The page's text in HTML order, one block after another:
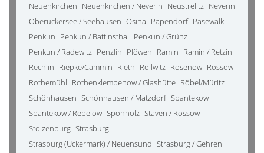
Neuenkirchen Neuenkirchen / Neverin Neustrelitz Neverin
Oberuckersee / Seehausen Osina Papendorf Pasewalk
Penkun Penkun / Battinsthal Penkun / Grünz
Penkun / Radewitz Penzlin Plöwen Ramin Ramin / Retzin
Rechlin Riepke/Cammin Rieth Rollwitz Rosenow Rossow
Rothemühl Rothenklempenow / Glashütte Röbel/Müritz
Schönhausen Schönhausen / Matzdorf Spantekow
Spantekow / Rebelow Sponholz Staven / Rossow
Stolzenburg Strasburg
Strasburg (Uckermark) / Neuensund Strasburg / Gehren